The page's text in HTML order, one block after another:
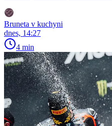
Bruneta v kuchyni
dnes, 14:27
4 min